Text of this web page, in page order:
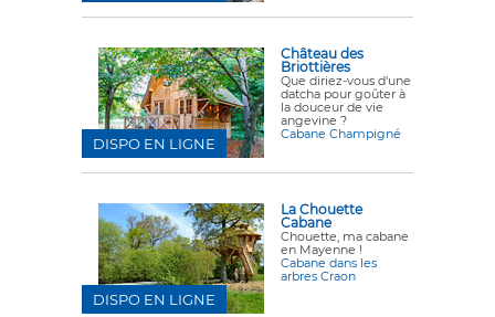
Château des
Briottières
Que diriez-vous d'une
datcha pour goûter à
la douceur de vie
angevine ?
Cabane Champigné
DISPO EN LIGNE
La Chouette
Cabane
Chouette, ma cabane
en Mayenne !
Cabane dans les
arbres Craon
DISPO EN LIGNE